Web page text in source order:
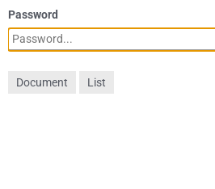
Password
Document List